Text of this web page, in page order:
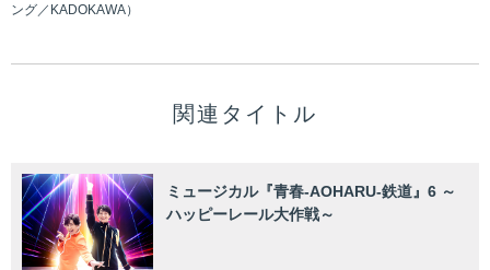
ング／KADOKAWA）
関連タイトル
ミュージカル『青春-AOHARU-鉄道』6 ～
ハッピーレール大作戦～